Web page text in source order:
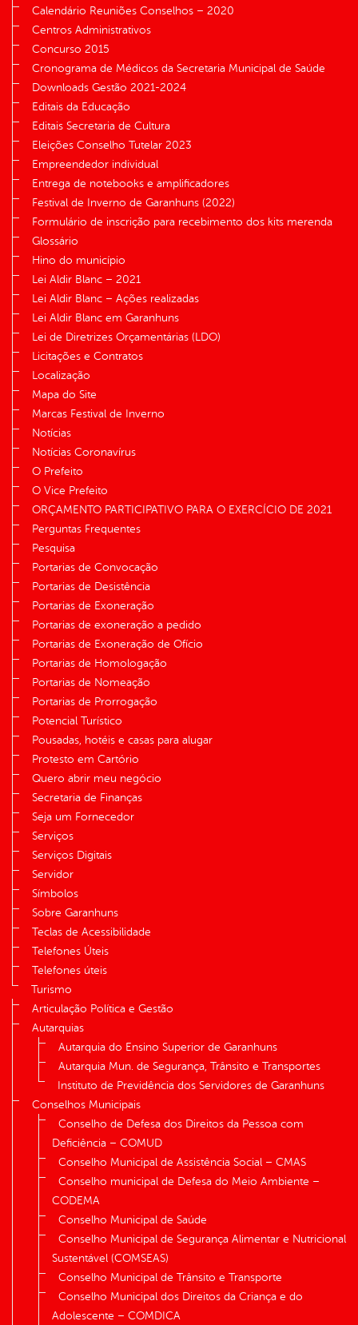
Calendário Reuniões Conselhos – 2020
Centros Administrativos
Concurso 2015
Cronograma de Médicos da Secretaria Municipal de Saúde
Downloads Gestão 2021-2024
Editais da Educação
Editais Secretaria de Cultura
Eleições Conselho Tutelar 2023
Empreendedor individual
Entrega de notebooks e amplificadores
Festival de Inverno de Garanhuns (2022)
Formulário de inscrição para recebimento dos kits merenda
Glossário
Hino do município
Lei Aldir Blanc – 2021
Lei Aldir Blanc – Ações realizadas
Lei Aldir Blanc em Garanhuns
Lei de Diretrizes Orçamentárias (LDO)
Licitações e Contratos
Localização
Mapa do Site
Marcas Festival de Inverno
Notícias
Notícias Coronavírus
O Prefeito
O Vice Prefeito
ORÇAMENTO PARTICIPATIVO PARA O EXERCÍCIO DE 2021
Perguntas Frequentes
Pesquisa
Portarias de Convocação
Portarias de Desistência
Portarias de Exoneração
Portarias de exoneração a pedido
Portarias de Exoneração de Ofício
Portarias de Homologação
Portarias de Nomeação
Portarias de Prorrogação
Potencial Turístico
Pousadas, hotéis e casas para alugar
Protesto em Cartório
Quero abrir meu negócio
Secretaria de Finanças
Seja um Fornecedor
Serviços
Serviços Digitais
Servidor
Símbolos
Sobre Garanhuns
Teclas de Acessibilidade
Telefones Úteis
Telefones úteis
Turismo
Articulação Política e Gestão
Autarquias
Autarquia do Ensino Superior de Garanhuns
Autarquia Mun. de Segurança, Trânsito e Transportes
Instituto de Previdência dos Servidores de Garanhuns
Conselhos Municipais
Conselho de Defesa dos Direitos da Pessoa com
Deficiência – COMUD
Conselho Municipal de Assistência Social – CMAS
Conselho municipal de Defesa do Meio Ambiente –
CODEMA
Conselho Municipal de Saúde
Conselho Municipal de Segurança Alimentar e Nutricional
Sustentável (COMSEAS)
Conselho Municipal de Trânsito e Transporte
Conselho Municipal dos Direitos da Criança e do
Adolescente – COMDICA